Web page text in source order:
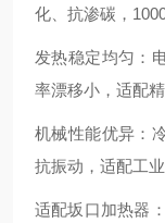
化、抗渗碳，
发热稳定均匀 ：
率漂移小，适配精
机械性能优异 ：
抗振动，适配工业
适配坂口加热器